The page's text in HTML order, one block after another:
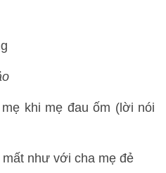
khi mẹ đau ốm (lời nói
như với cha mẹ đẻ